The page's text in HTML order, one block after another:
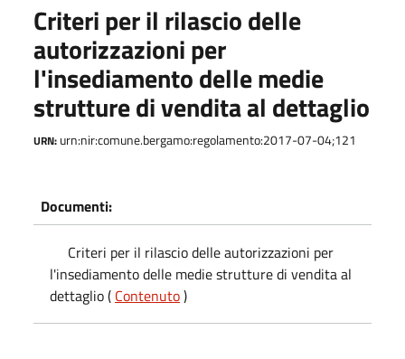
Criteri per il rilascio delle
autorizzazioni per
l'insediamento delle medie
strutture di vendita al dettaglio
URN: urn:nir:comune.bergamo:regolamento:2017-07-04;121
Documenti:
Criteri per il rilascio delle autorizzazioni per
l'insediamento delle medie strutture di vendita al
dettaglio ( Contenuto)